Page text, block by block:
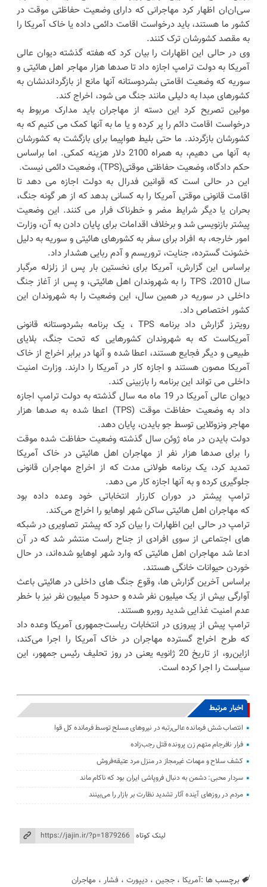
سی‌ان‌ان اظهار کرد مهاجرانی که دارای وضعیت حفاظتی موقت در
کشور ما هستند، باید درخواست اقامت دائمی داده یا خاک آمریکا را
به مقصد کشورشان ترک کنند.
وی در حالی این اظهارات را بیان کرد که هفته گذشته دیوان عالی
آمریکا به دولت ترامپ اجازه داد تا صدها هزار مهاجر اهل هائیتی و
سوریه که وضعیت اقامتی بشردوستانه آنها مانع از بازگرداندنشان به
کشورهای مبدا به دلیلی مانند جنگ می شود، اخراج کند.
مولین تصریح کرد این دسته از مهاجران باید مدارک مربوط به
درخواست اقامت دائم را پر کرده و یا ما به آنها کمک می کنیم که به
کشورشان بازگردند. ما حتی بلیط هواپیما برای بازگشت به کشورشان
به آنها می دهیم، به همراه 2100 دلار هزینه کمکی. اما براساس
حکم دادگاه، وضعیت حفاظتی موقتی(TPS)، وضعیت دائمی نیست.
این در حالی است که قوانین فدرال به دولت اجازه می دهد تا
اقامت قانونی موقتی آمریکا را به کسانی بدهد که از هر گونه جنگ،
بحران یا دیگر شرایط مضر و خطرناک فرار می کنند. این وضعیت
پیشتر بازنویسی شد و برخلاف اقدامات برای پایان دادن به آن، وزارت
امور خارجه، به افراد برای سفر به کشورهای هائیتی و سوریه به دلیل
خشونت گسترده، جنایت، تروریسم و آدم ربایی هشدار داد.
براساس این گزارش، آمریکا برای نخستین بار پس از زلزله مرگبار
سال 2010، TPS را به شهروندان اهل هائیتی، و پس از آغاز جنگ
داخلی در سوریه در همین سال، این وضعیت را به شهروندان این
کشور اختصاص داد.
رویترز گزارش داد برنامه TPS ، یک برنامه بشردوستانه قانونی
آمریکاست که به شهروندان کشورهایی که تحت جنگ، بلایای
طبیعی و دیگر فجایع هستند، اعطا شده و آنها در برابر اخراج از خاک
آمریکا مصون هستند و اجازه کار در آمریکا را دارند. وزارت امنیت
داخلی می تواند این برنامه را بازبینی کند.
دیوان عالی آمریکا در 19 ماه مه سال گذشته به دولت ترامپ اجازه
داد به وضعیت حفاظت موقت (TPS) اعطا شده به صدها هزار
مهاجر ونزوئلایی توسط جو بایدن، پایان دهد.
دولت بایدن در ماه ژوئن سال گذشته وضعیت حفاظت شده موقت
را برای صدها هزار نفر از مهاجران اهل هائیتی در خاک آمریکا
تمدید کرد، یک برنامه طولانی مدت که از اخراج مهاجران قانونی
جلوگیری کرده و به آنها اجازه کار می دهد.
ترامپ پیشتر در دوران کارزار انتخاباتی خود وعده داده بود
که مهاجران اهل هائیتی ساکن شهر اوهایو را اخراج می‌کند.
ترامپ در حالی این اظهارات را بیان کرد که پیشتر تصاویری در شبکه
های اجتماعی از سوی افرادی از جناح راست منتشر شد که در آن
ادعا شد مهاجران اهل هائیتی که وارد شهر اوهایو شده‌اند، در حال
خوردن حیوانات خانگی هستند.
براساس آخرین گزارش ها، وقوع جنگ های داخلی در هائیتی باعث
آوارگی بیش از یک میلیون نفر شده و حدود 5 میلیون نفر نیز با خطر
عدم امنیت غذایی شدید روبرو هستند.
ترامپ پیش از پیروزی در انتخابات ریاست‌جمهوری آمریکا وعده داد
که طرح اخراج گسترده مهاجران در خاک آمریکا را اجرا می‌کند،
ازاین‌رو، از تاریخ 20 ژانویه یعنی در روز تحلیف رئیس جمهور، این
سیاست را اجرا کرده است.
اخبار مرتبط
انتصاب شش فرمانده عالی‌رتبه در نیروهای مسلح توسط فرمانده کل قوا
فرار نافرجام متهم زن پرونده قتل رجب‌زاده
کشف سلاح و مهمات غیرمجاز در منزل مرد عتیقه‌فروش
سردار محبی: دشمن به دنبال فروپاشی ایران بود که ناکام ماند
مردم در روزهای آینده آثار تشدید نظارت بر بازار را می‌بینند
لینک کوتاه
برچسب ها :آمریکا ،ججین ،دیپورت ، فشار ، مهاجران